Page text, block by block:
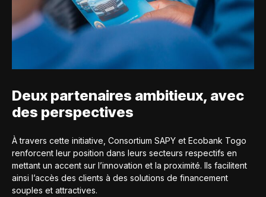
Deux partenaires ambitieux, avec
des perspectives
À travers cette initiative, Consortium SAPY et Ecobank Togo
renforcent leur position dans leurs secteurs respectifs en
mettant un accent sur l’innovation et la proximité. Ils facilitent
ainsi l’accès des clients à des solutions de financement
souples et attractives.